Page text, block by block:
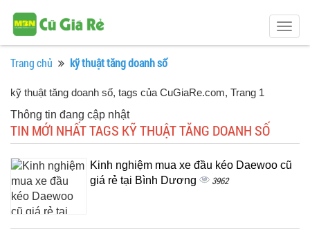
Trang chủ kỹ thuật tăng doanh số
kỹ thuật tăng doanh số, tags của CuGiaRe.com, Trang 1
Thông tin đang cập nhật
TIN MỚI NHẤT TAGS KỸ THUẬT TĂNG DOANH SỐ
Kinh nghiệm mua xe đầu kéo Daewoo cũ
giá rẻ tại Bình Dương
3962